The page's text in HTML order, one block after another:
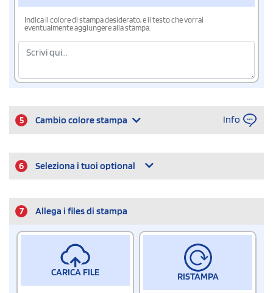
Indica il colore di stampa desiderato, e il testo che vorrai
eventualmente aggiungere alla stampa.
5 Cambio colore stampa Info
6 Seleziona i tuoi optional
7 Allega i files di stampa
CARICA FILE RISTAMPA